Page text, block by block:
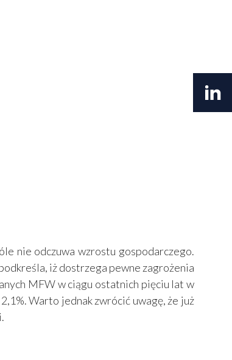
nie odczuwa wzrostu gospodarczego.
iż dostrzega pewne zagrożenia
MFW w ciągu ostatnich pięciu lat w
Warto jednak zwrócić uwagę, że już